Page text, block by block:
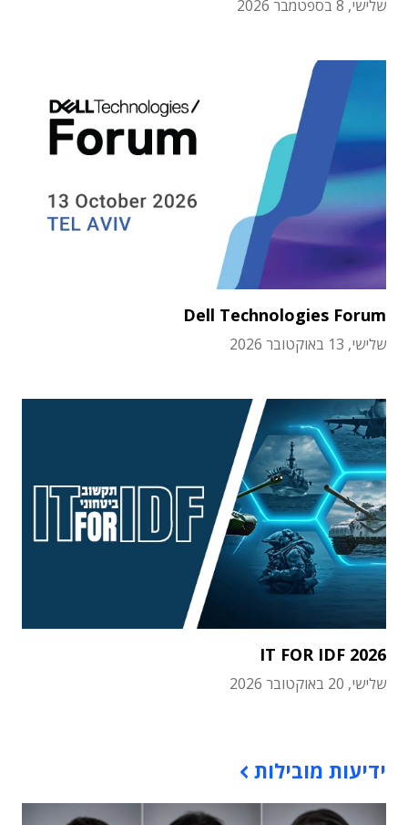
שלישי, 8 בספטמבר 2026
Dell Technologies Forum
שלישי, 13 באוקטובר 2026
IT FOR IDF 2026
שלישי, 20 באוקטובר 2026
ידיעות מובילות